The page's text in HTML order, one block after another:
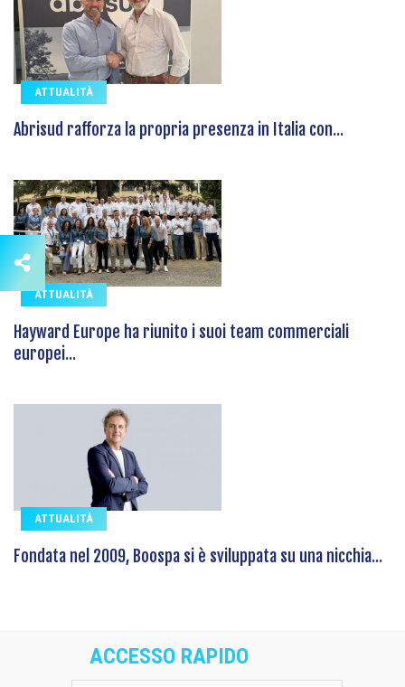
ATTUALITÀ
Abrisud rafforza la propria presenza in Italia con...
ATTUALITÀ
Hayward Europe ha riunito i suoi team commerciali
europei...
ATTUALITÀ
Fondata nel 2009, Boospa si è sviluppata su una nicchia...
ACCESSO RAPIDO